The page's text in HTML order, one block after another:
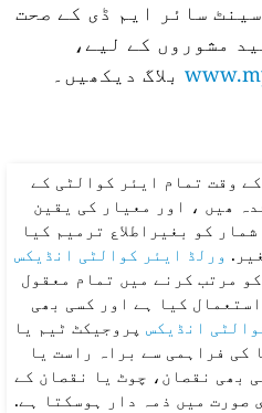
سائر ایم ڈی کے صحت
مشوروں کے لیے،
بلاگ دیکھیں۔
وقت تمام ایئر کوالٹی کے
ھیں ، اور معیار کی یقین
کو بغیراطلاع ترمیم کیا
ورلڈ ایئر کوالٹی انڈیکس
مرتب کرنے میں تمام معقول
کیا ہے اور کسی بھی
انڈیکسپروجیکٹ ٹیم یا
کی فراہمی سے براہ راست یا
بھی نقصان، چوٹ یا نقصان کے
صورت میں ذمہ دار ہوسکتا ہے.